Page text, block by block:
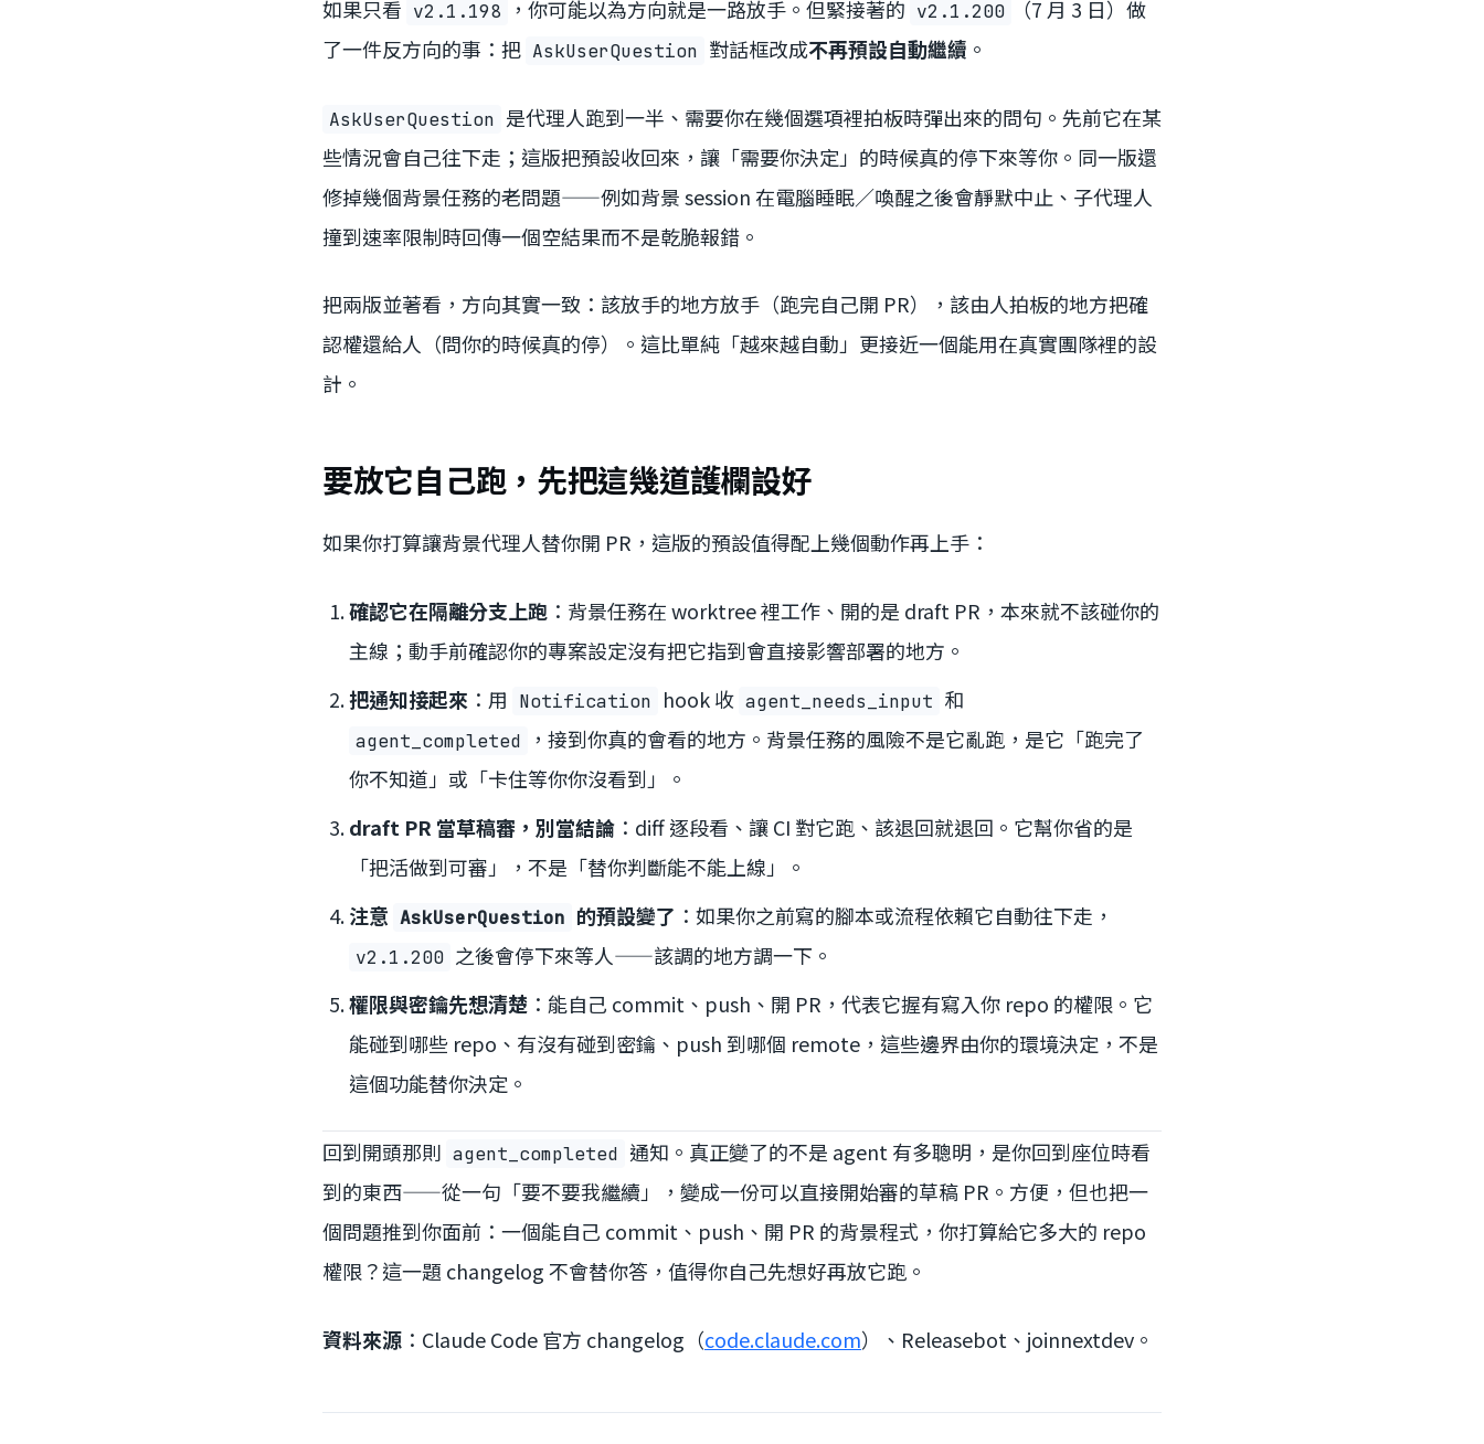
如果只看 v2.1.198 ，你可能以為方向就是一路放手。但緊接著的 v2.1.200
（7 月 3 日）做
了一件反方向的事：把 AskUserQuestion 對話框改成不再預設自動繼續 。
AskUserQuestion 是代理人跑到一半、需要你在幾個選項裡拍板時彈出來的問句。先前它在某
些情況會自己往下走；這版把預設收回來，讓「需要你決定」的時候真的停下來等你。同一版還
修掉幾個背景任務的老問題——例如背景 session 在電腦睡眠／喚醒之後會靜默中止、子代理人
撞到速率限制時回傳一個空結果而不是乾脆報錯。
把兩版並著看，方向其實一致：該放手的地方放手（跑完自己開 PR），該由人拍板的地方把確
認權還給人（問你的時候真的停）。這比單純「越來越自動」更接近一個能用在真實團隊裡的設
計。
要放它自己跑，先把這幾道護欄設好
如果你打算讓背景代理人替你開 PR，這版的預設值得配上幾個動作再上手：
確認它在隔離分支上跑 ：背景任務在 worktree 裡工作、開的是 draft PR，本來就不該碰你的
主線；動手前確認你的專案設定沒有把它指到會直接影響部署的地方。
把通知接起來 ：用 Notification hook 收 agent_needs_input 和
agent_completed
，接到你真的會看的地方。背景任務的風險不是它亂跑，是它「跑完了
你不知道」或「卡住等你你沒看到」。
draft PR 當草稿審，別當結論 ：diff 逐段看、讓 CI 對它跑、該退回就退回。它幫你省的是
「把活做到可審」，不是「替你判斷能不能上線」。
注意 AskUserQuestion 的預設變了 ：如果你之前寫的腳本或流程依賴它自動往下走，
v2.1.200 之後會停下來等人——該調的地方調一下。
權限與密鑰先想清楚 ：能自己 commit、push、開 PR，代表它握有寫入你 repo 的權限。它
能碰到哪些 repo、有沒有碰到密鑰、push 到哪個 remote，這些邊界由你的環境決定，不是
這個功能替你決定。
回到開頭那則 agent_completed 通知。真正變了的不是 agent 有多聰明，是你回到座位時看
到的東西——從一句「要不要我繼續」，變成一份可以直接開始審的草稿 PR。方便，但也把一
個問題推到你面前：一個能自己 commit、push、開 PR 的背景程式，你打算給它多大的 repo
權限？這一題 changelog 不會替你答，值得你自己先想好再放它跑。
資料來源 ：Claude Code 官方 changelog（code.claude.com）、Releasebot、joinnextdev。